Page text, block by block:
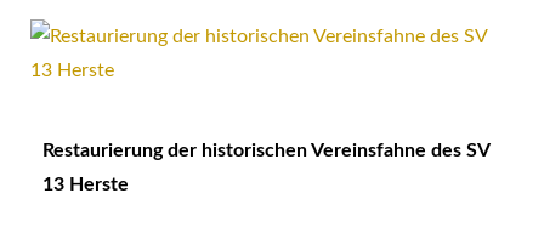
Restaurierung der historischen Vereinsfahne des SV
13 Herste